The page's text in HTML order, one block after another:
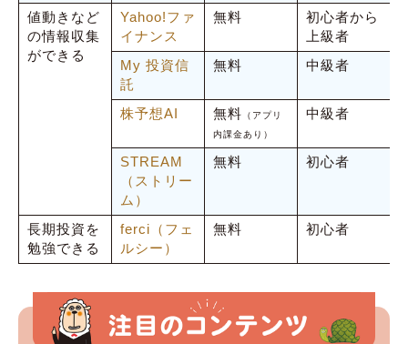
値動きなど
の情報収集
ができる
Yahoo!ファ
イナンス
無料
初心者から
上級者
My 投資信
託
無料 中級者
株予想AI 無料 （アプリ
内課金あり）
中級者
STREAM
（ストリー
ム）
無料 初心者
長期投資を
勉強できる
ferci（フェ
ルシー）
無料 初心者